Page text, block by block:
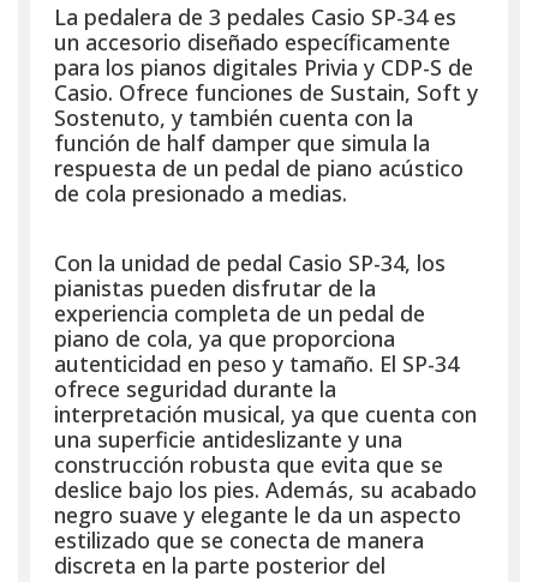
La pedalera de 3 pedales Casio SP-34 es
un accesorio diseñado específicamente
para los pianos digitales Privia y CDP-S de
Casio. Ofrece funciones de Sustain, Soft y
Sostenuto, y también cuenta con la
función de half damper que simula la
respuesta de un pedal de piano acústico
de cola presionado a medias.
Con la unidad de pedal Casio SP-34, los
pianistas pueden disfrutar de la
experiencia completa de un pedal de
piano de cola, ya que proporciona
autenticidad en peso y tamaño. El SP-34
ofrece seguridad durante la
interpretación musical, ya que cuenta con
una superficie antideslizante y una
construcción robusta que evita que se
deslice bajo los pies. Además, su acabado
negro suave y elegante le da un aspecto
estilizado que se conecta de manera
discreta en la parte posterior del